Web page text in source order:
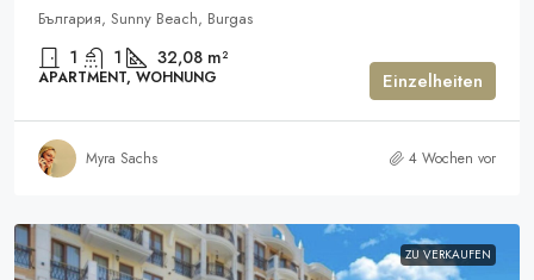
България, Sunny Beach, Burgas
1 1 32,08 m²
APARTMENT, WOHNUNG Einzelheiten
Myra Sachs 4 Wochen vor
ZU VERKAUFEN